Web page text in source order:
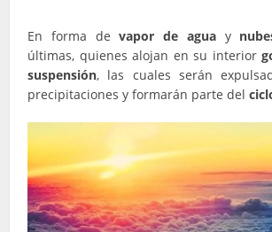
En forma devapor de aguay
últimas, quienes alojan en su interior
suspensión, las cuales serán
precipitaciones y formarán parte del